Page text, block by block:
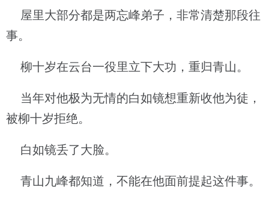
屋里大部分都是两忘峰弟子，非常清楚那段往
事。
柳十岁在云台一役里立下大功，重归青山。
当年对他极为无情的白如镜想重新收他为徒，
被柳十岁拒绝。
白如镜丢了大脸。
青山九峰都知道，不能在他面前提起这件事。